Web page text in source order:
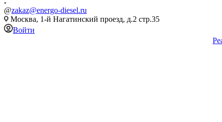
@zakaz@energo-diesel.ru
Москва, 1-й Нагатинский проезд, д.2 стр.35
Войти